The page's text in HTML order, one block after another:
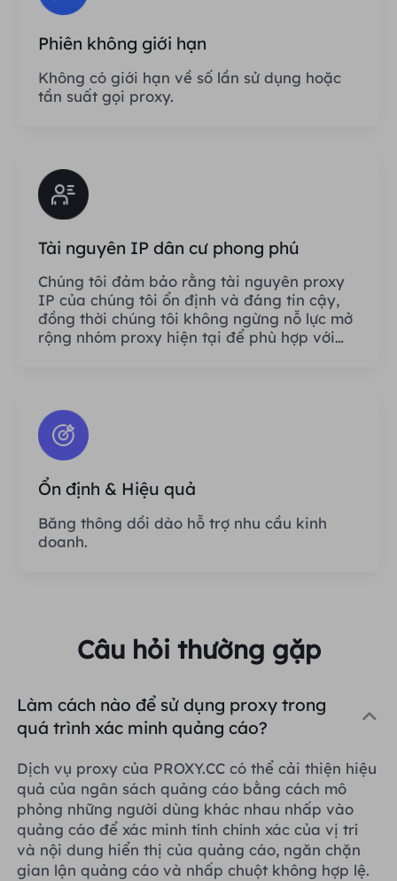
Phiên không giới hạn
Không có giới hạn về số lần sử dụng hoặc
tần suất gọi proxy.
Tài nguyên IP dân cư phong phú
Chúng tôi đảm bảo rằng tài nguyên proxy
IP của chúng tôi ổn định và đáng tin cậy,
đồng thời chúng tôi không ngừng nỗ lực mở
rộng nhóm proxy hiện tại để phù hợp với
Ổn định & Hiệu quả
Băng thông dồi dào hỗ trợ nhu cầu kinh
doanh.
Câu hỏi thường gặp
Làm cách nào để sử dụng proxy trong
quá trình xác minh quảng cáo?
Dịch vụ proxy của PROXY.CC có thể cải thiện hiệu
quả của ngân sách quảng cáo bằng cách mô
phỏng những người dùng khác nhau nhấp vào
quảng cáo để xác minh tính chính xác của vị trí
và nội dung hiển thị của quảng cáo, ngăn chặn
gian lận quảng cáo và nhấp chuột không hợp lệ.